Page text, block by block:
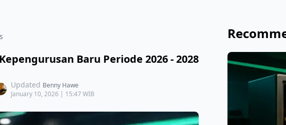
Baru Periode 2026 - 2028
Updated Benny Hawe
January 10, 2026 | 15:47 WIB